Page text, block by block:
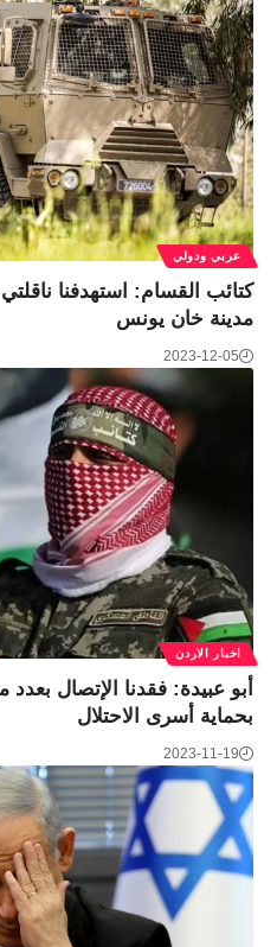
عربي ودولي
كتائب القسام: استهدفنا
مدينة خان يونس
2023-12-05
اخبار الاردن
أبو عبيدة: فقدنا الإتصال
بحماية أسرى الاحتلال
2023-11-19